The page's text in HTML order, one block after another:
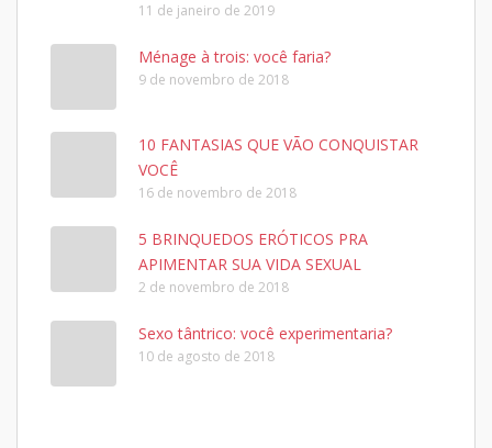
11 de janeiro de 2019
Ménage à trois: você faria?
9 de novembro de 2018
10 FANTASIAS QUE VÃO CONQUISTAR
VOCÊ
16 de novembro de 2018
5 BRINQUEDOS ERÓTICOS PRA
APIMENTAR SUA VIDA SEXUAL
2 de novembro de 2018
Sexo tântrico: você experimentaria?
10 de agosto de 2018